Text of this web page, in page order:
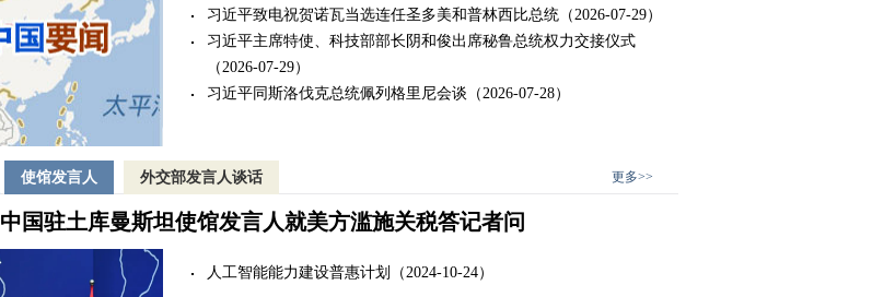
习近平致电祝贺诺瓦当选连任圣多美和普林西比总统（2026-07-29）
习近平主席特使、科技部部长阴和俊出席秘鲁总统权力交接仪式
（2026-07-29）
习近平同斯洛伐克总统佩列格里尼会谈 （2026-07-28）
使馆发言人 外交部发言人谈话 更多>>
中国驻土库曼斯坦使馆发言人就美方滥施关税答记者问
人工智能能力建设普惠计划 （2024-10-24）